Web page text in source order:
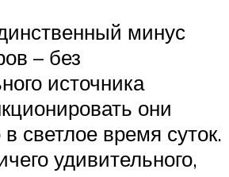
минус
– без
источника
они
в светлое время суток.
удивительного,